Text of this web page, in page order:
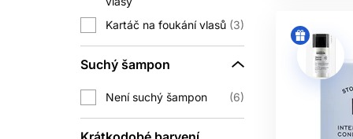
Pravidelná péče má preventivní
konce
Nanášení velkého množství ke
Kartáč na foukání vlasů 3
Suchý šampon
Není suchý šampon 6